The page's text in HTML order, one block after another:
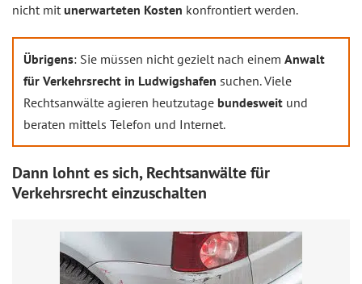
nicht mit unerwarteten Kosten konfrontiert werden.
Übrigens: Sie müssen nicht gezielt nach einem Anwalt
für Verkehrsrecht in Ludwigshafen suchen. Viele
Rechtsanwälte agieren heutzutage bundesweit und
beraten mittels Telefon und Internet.
Dann lohnt es sich, Rechtsanwälte für
Verkehrsrecht einzuschalten